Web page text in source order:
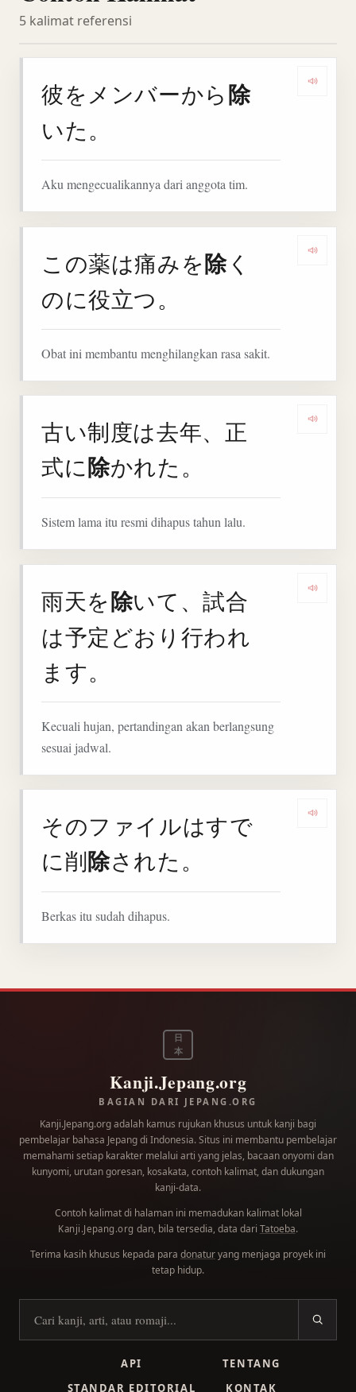
5 kalimat referensi
彼をメンバーから除
いた。
Aku mengecualikannya dari anggota tim.
この薬は痛みを除く
のに役立つ。
Obat ini membantu menghilangkan rasa sakit.
古い制度は去年、正
式に除かれた。
Sistem lama itu resmi dihapus tahun lalu.
雨天を除いて、試合
は予定どおり行われ
ます。
Kecuali hujan, pertandingan akan berlangsung
sesuai jadwal.
そのファイルはすで
に削除された。
Berkas itu sudah dihapus.
日
本
Kanji.Jepang.org
BAGIAN DARI JEPANG.ORG
Kanji.Jepang.org adalah kamus rujukan khusus untuk kanji bagi
pembelajar bahasa Jepang di Indonesia. Situs ini membantu pembelajar
memahami setiap karakter melalui arti yang jelas, bacaan onyomi dan
kunyomi, urutan goresan, kosakata, contoh kalimat, dan dukungan
kanji-data.
Contoh kalimat di halaman ini memadukan kalimat lokal
Kanji.Jepang.org dan, bila tersedia, data dari Tatoeba.
Terima kasih khusus kepada para donaturyang menjaga proyek ini
tetap hidup.
Cari kanji
API
TENTANG
STANDAR EDITORIAL
KONTAK